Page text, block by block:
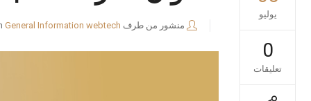
يوليو
0
تعليقات
منشور من طرف webtech
General Information